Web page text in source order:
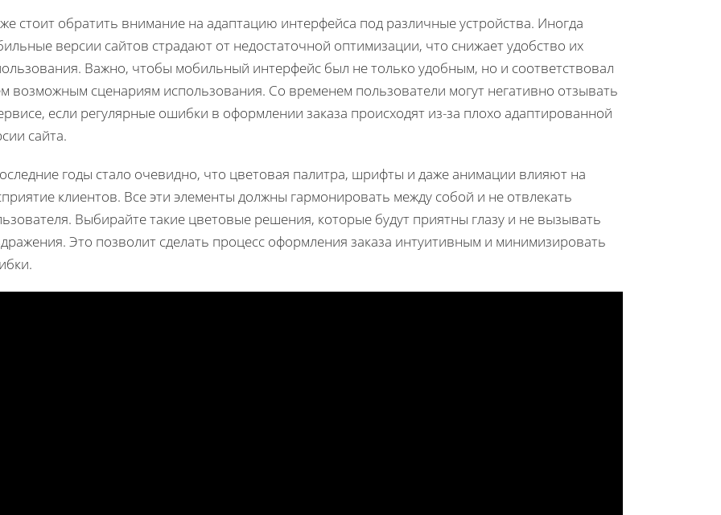
стоит обратить внимание на адаптацию интерфейса под различные устройства. Иногда
версии сайтов страдают от недостаточной оптимизации, что снижает удобство их
Важно, чтобы мобильный интерфейс был не только удобным, но и соответствовал
возможным сценариям использования. Со временем пользователи могут негативно отзывать
если регулярные ошибки в оформлении заказа происходят из-за плохо адаптированной
сайта.
годы стало очевидно, что цветовая палитра, шрифты и даже анимации влияют на
клиентов. Все эти элементы должны гармонировать между собой и не отвлекать
Выбирайте такие цветовые решения, которые будут приятны глазу и не вызывать
Это позволит сделать процесс оформления заказа интуитивным и минимизировать